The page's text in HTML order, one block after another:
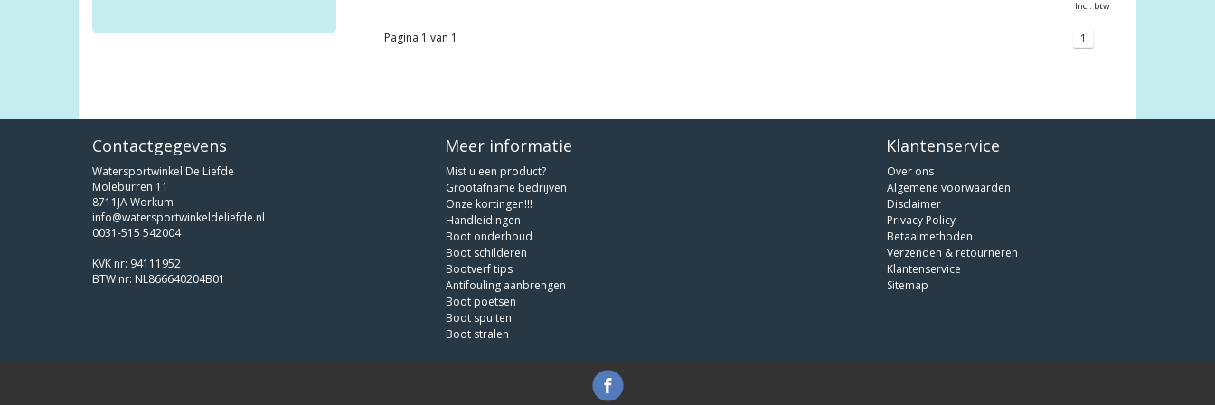
Incl. btw
Pagina 1 van 1 1
Contactgegevens
Watersportwinkel De Liefde
Moleburren 11
8711JA Workum
info@watersportwinkeldeliefde.nl
0031-515 542004
KVK nr: 94111952
BTW nr: NL866640204B01
Meer informatie
Mist u een product?
Grootafname bedrijven
Onze kortingen!!!
Handleidingen
Boot onderhoud
Boot schilderen
Bootverf tips
Antifouling aanbrengen
Boot poetsen
Boot spuiten
Boot stralen
Klantenservice
Over ons
Algemene voorwaarden
Disclaimer
Privacy Policy
Betaalmethoden
Verzenden & retourneren
Klantenservice
Sitemap